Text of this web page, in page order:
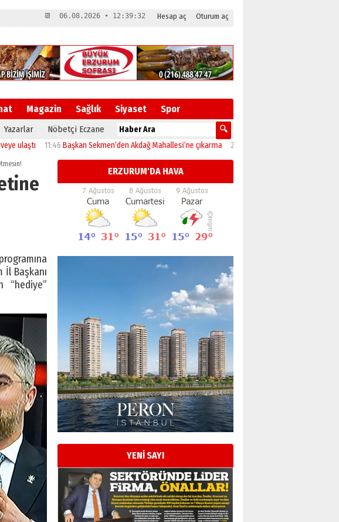
Hesap aç Oturum aç
📆 06.08.2026 • 12:39:33
Magazin Sağlık Siyaset Spor
Yazarlar Nöbetçi Eczane
Başkan Sekmen’den Akdağ Mahallesi’ne çıkarma 23:32Erzurumspor’un evi Kazım Karabekir
İl Başkanı
“hediye”
ERZURUM'DA HAVA
YENİ SAYI
Esat BİNDESEN
Başkan Sekmen’den Erzurum’a
bir vizyon proje daha!
02 Ağustos 2026 Pazar
Kadir SABUNCUOĞLU
Erzurumspor’un köşe taşları
29 Haziran 2026 Pazartesi
Kenan GÜLERCİ
Murat Şahsuvaroğlu ERKON’da
çıtayı yukarı taşırken,
yönetimdekiler aşağı
çekmemeli!
17 Şubat 2026 SalıOrhan BOZKURT